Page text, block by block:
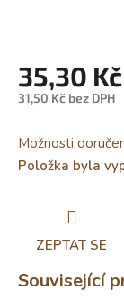
35,30 Kč
31,50 Kč bez DPH
cena:
Možnosti
Položka byla
ZEPTAT SE
Související